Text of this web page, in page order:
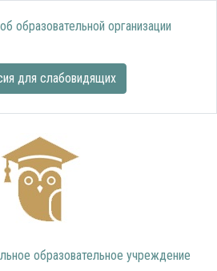
образовательной организации
для слабовидящих
образовательное учреждение